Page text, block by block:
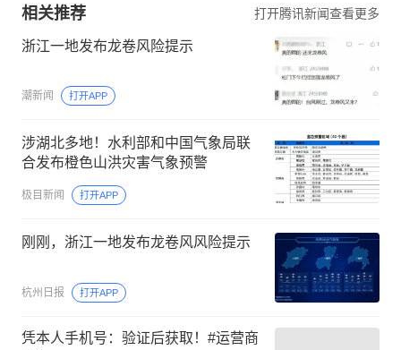
相关推荐 打开腾讯新闻查看更多
浙江一地发布龙卷风险提示
潮新闻 打开APP
涉湖北多地！水利部和中国气象局联
合发布橙色山洪灾害气象预警
极目新闻 打开APP
刚刚，浙江一地发布龙卷风风险提示
杭州日报 打开APP
凭本人手机号：验证后获取！#运营商